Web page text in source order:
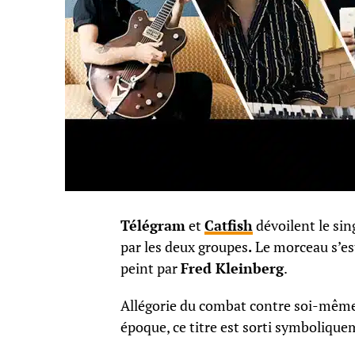
TélégrametCatfishdévoilent le
par les deux groupes.Le morceau
peint parFred Kleinberg.
Allégorie du combat contre soi-
époque, ce titre est sorti